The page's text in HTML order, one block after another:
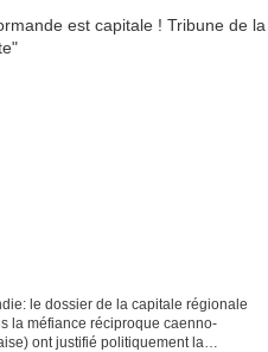
le dossier de la capitale régionale
la méfiance réciproque caenno-
ont justifié politiquement la